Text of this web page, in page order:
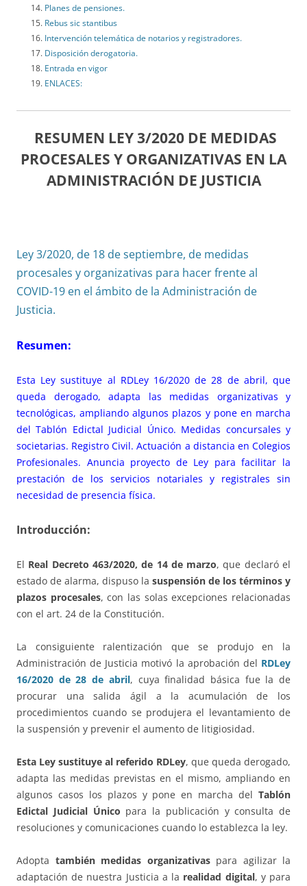
Planes de pensiones.
Rebus sic stantibus
Intervención telemática de notarios y registradores.
Disposición derogatoria.
Entrada en vigor
ENLACES:
RESUMEN LEY 3/2020 DE MEDIDAS
PROCESALES Y ORGANIZATIVAS EN LA
ADMINISTRACIÓN DE JUSTICIA
Ley 3/2020, de 18 de septiembre, de medidas
procesales y organizativas para hacer frente al
COVID-19 en el ámbito de la Administración de
Justicia.
Resumen:
Esta Ley sustituye al RDLey 16/2020 de 28 de abril, que
queda derogado, adapta las medidas organizativas y
tecnológicas, ampliando algunos plazos y pone en marcha
del Tablón Edictal Judicial Único. Medidas concursales y
societarias. Registro Civil. Actuación a distancia en Colegios
Profesionales. Anuncia proyecto de Ley para facilitar la
prestación de los servicios notariales y registrales sin
necesidad de presencia física.
Introducción:
El Real Decreto 463/2020, de 14 de marzo, que declaró el
estado de alarma, dispuso la suspensión de los términos y
plazos procesales, con las solas excepciones relacionadas
con el art. 24 de la Constitución.
La consiguiente ralentización que se produjo en la
Administración de Justicia motivó la aprobación del RDLey
16/2020 de 28 de abril, cuya finalidad básica fue la de
procurar una salida ágil a la acumulación de los
procedimientos cuando se produjera el levantamiento de
la suspensión y prevenir el aumento de litigiosidad.
Esta Ley sustituye al referido RDLey, que queda derogado,
adapta las medidas previstas en el mismo, ampliando en
algunos casos los plazos y pone en marcha del Tablón
Edictal Judicial Único para la publicación y consulta de
resoluciones y comunicaciones cuando lo establezca la ley.
Adopta también medidas organizativaspara agilizar la
adaptación de nuestra Justicia a la realidad digital, y para